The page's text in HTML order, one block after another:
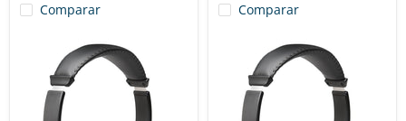
Comparar Comparar